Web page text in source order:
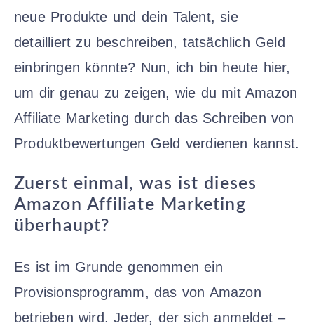
neue Produkte und dein Talent, sie
detailliert zu beschreiben, tatsächlich Geld
einbringen könnte? Nun, ich bin heute hier,
um dir genau zu zeigen, wie du mit Amazon
Affiliate Marketing durch das Schreiben von
Produktbewertungen Geld verdienen kannst.
Zuerst einmal, was ist dieses
Amazon Affiliate Marketing
überhaupt?
Es ist im Grunde genommen ein
Provisionsprogramm, das von Amazon
betrieben wird. Jeder, der sich anmeldet –